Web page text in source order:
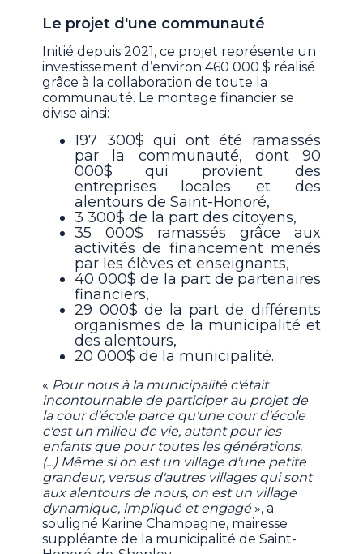
Le projet d'une communauté
Initié depuis 2021, ce projet représente un
investissement d’environ 460 000 $ réalisé
grâce à la collaboration de toute la
communauté. Le montage financier se
divise ainsi:
197 300$ qui ont été ramassés
par la communauté, dont 90
000$ qui provient des
entreprises locales et des
alentours de Saint-Honoré,
3 300$ de la part des citoyens,
35 000$ ramassés grâce aux
activités de financement menés
par les élèves et enseignants,
40 000$ de la part de partenaires
financiers,
29 000$ de la part de différents
organismes de la municipalité et
des alentours,
20 000$ de la municipalité.
« Pour nous à la municipalité c'était
incontournable de participer au projet de
la cour d'école parce qu'une cour d'école
c'est un milieu de vie, autant pour les
enfants que pour toutes les générations.
(...) Même si on est un village d'une petite
grandeur, versus d'autres villages qui sont
aux alentours de nous, on est un village
dynamique, impliqué et engagé», a
souligné Karine Champagne, mairesse
suppléante de la municipalité de Saint-